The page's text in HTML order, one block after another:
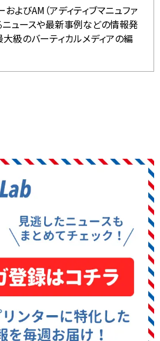
よびAM（アディティブマニュファ
ニュースや最新事例などの情報発
級のバーティカルメディアの編